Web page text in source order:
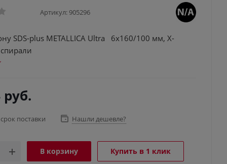
Артикул: 905296
SDS-plus METALLICA Ultra 6х160/100 мм, Х-
руб.
поставки Нашли дешевле?
В корзину Купить в 1 клик